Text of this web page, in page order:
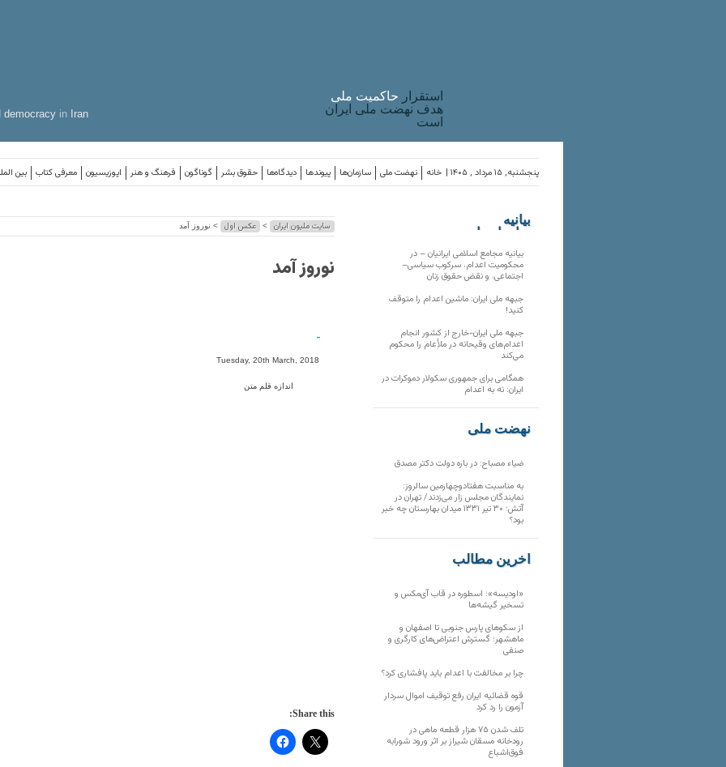
democracy in Iran
استقرار حاکميت ملی
هدف نهضت ملی ایران
است
بین معرفی کتاب اپوزیسیون فرهنگ و هنر گوناگون حقوق بشر دیدگاه‌ها پیوندها سازمان‌ها نهضت ملی خانه پنجشنبه, ۱۵ مرداد , ۱۴۰۵ |
سایت ملیون ایران > عکس اول > نوروز آمد
نوروز آمد
-
Tuesday, 20th March, 2018
اندازه قلم متن
Share this:
بیانیه
سازمان‌های
بیانیه مجامع اسلامی ایرانیان – در
محکومیت اعدام، سرکوب سیاسی–
اجتماعی، و نقض حقوق زنان
جبهه ملی ایران: ماشین اعدام را متوقف
کنید!
جبهه ملی ایران-خارج از کشور انجام
اعدام‌های وقیحانه در ملأِعام را محکوم
می‌کند
همگامی برای جمهوری سکولار دموکرات در
ایران: نه به اعدام
نهضت ملی
ضیاء مصباح: در باره دولت دکتر مصدق
به مناسبت هفتادوچهارمین سالروز:
نمایندگان مجلس زار می‌زدند/ تهران در
آتش؛ ۳۰ تیر ۱۳۳۱ میدان بهارستان چه خبر
بود؟
آخرین مطالب
«اودیسه»؛ اسطوره در قاب آی‌مکس و
تسخیر گیشه‌ها
از سکوهای پارس جنوبی تا اصفهان و
ماهشهر؛ گسترش اعتراض‌های کارگری و
صنفی
چرا بر مخالفت با اعدام باید پافشاری کرد؟
قوه قضائیه ایران رفع توقیف اموال سردار
آزمون را رد کرد
تلف شدن ۷۵ هزار قطعه ماهی در
رودخانه مسقان شیراز بر اثر ورود شورابه
فوق‌اشباع